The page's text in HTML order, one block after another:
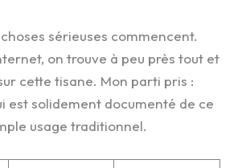
choses sérieuses commencent.
on trouve à peu près tout et
cette tisane. Mon parti pris :
est solidement documenté de ce
usage traditionnel.